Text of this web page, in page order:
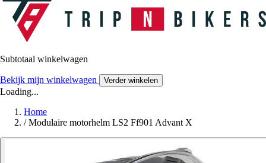
Subtotaal winkelwagen
Bekijk mijn winkelwagen Verder winkelen
Loading...
Home
/ Modulaire motorhelm LS2 Ff901 Advant X